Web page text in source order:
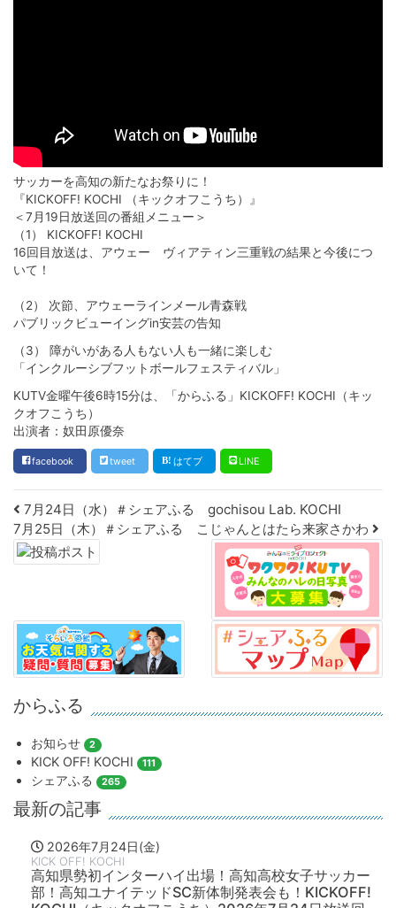
サッカーを高知の新たなお祭りに！
『KICKOFF! KOCHI （キックオフこうち）』
＜7月19日放送回の番組メニュー＞
（1） KICKOFF! KOCHI
16回目放送は、アウェー ヴィアティン三重戦の結果と今後につ
いて！
（2） 次節、アウェーラインメール青森戦
パブリックビューイングin安芸の告知
（3） 障がいがある人もない人も一緒に楽しむ
「インクルーシブフットボールフェスティバル」
KUTV金曜午後6時15分は、「からふる」KICKOFF! KOCHI（キッ
クオフこうち）
出演者：奴田原優奈
facebook tweet はてブ LINE
Post navigation
7月24日（水）＃シェアふる gochisou Lab. KOCHI
7月25日（木）＃シェアふる こじゃんとはたら来家さかわ
からふる
お知らせ 2
KICK OFF! KOCHI 111
シェアふる 265
最新の記事
2026年7月24日(金)
KICK OFF! KOCHI
高知県勢初インターハイ出場！高知高校女子サッカー
部！高知ユナイテッドSC新体制発表会も！KICKOFF!